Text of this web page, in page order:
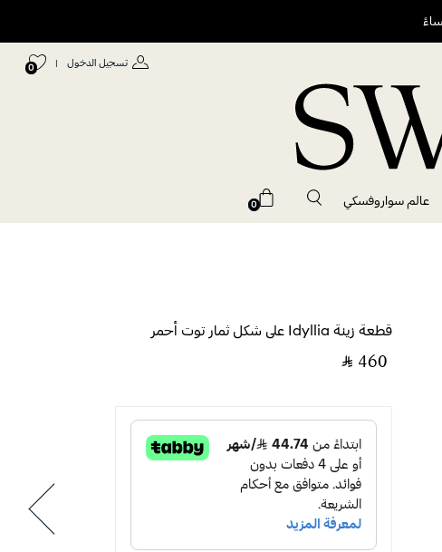
تسجيل الدخول |
0
عالم سواروفسكي 0
قطعة زينة Idyllia على شكل ثمار توت أحمر
‎ ⃁ ⁦460⁩ ‎